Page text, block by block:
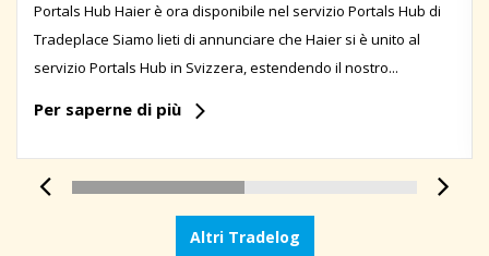
Portals Hub Haier è ora disponibile nel servizio Portals Hub di
Tradeplace Siamo lieti di annunciare che Haier si è unito al
servizio Portals Hub in Svizzera, estendendo il nostro...
Per saperne di più
Altri Tradelog